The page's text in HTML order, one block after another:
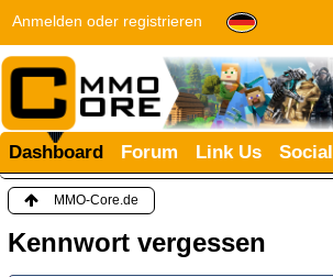
Anmelden oder registrieren
Dashboard Forum Link Us Social
MMO-Core.de
Kennwort vergessen